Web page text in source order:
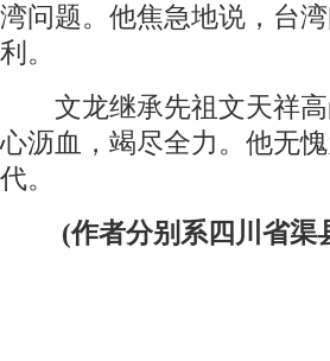
湾问题。他焦急地说，台
利。
文龙继承先祖文天祥高
心沥血，竭尽全力。他无
代。
(作者分别系四川省渠